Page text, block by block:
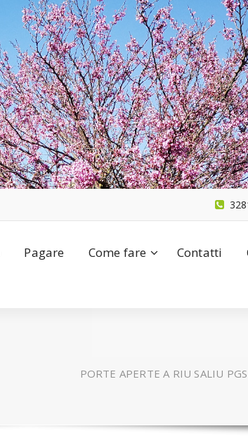
Pagare Come fare Contatti
PORTE APERTE A RIU SALIU